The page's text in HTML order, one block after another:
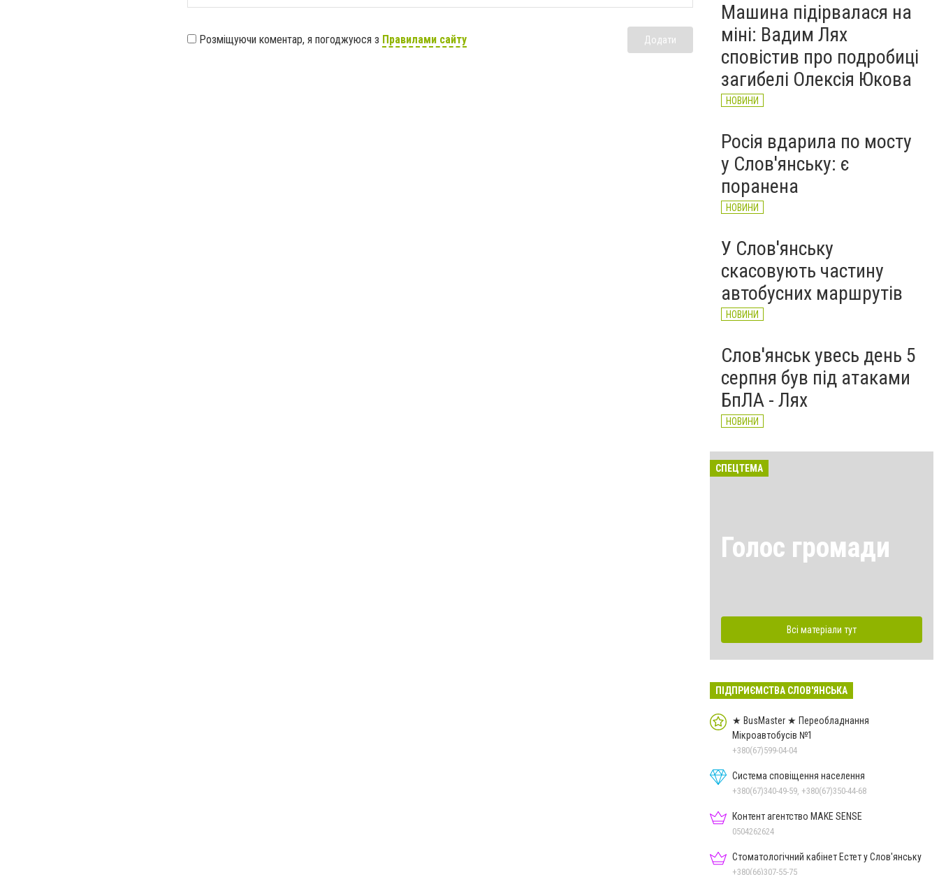
Розміщуючи коментар, я погоджуюся з Правилами сайту Додати
Машина підірвалася на
міні: Вадим Лях
сповістив про подробиці
загибелі Олексія Юкова
НОВИНИ
Росія вдарила по мосту
у Слов'янську: є
поранена
НОВИНИ
У Слов'янську
скасовують частину
автобусних маршрутів
НОВИНИ
Слов'янськ увесь день 5
серпня був під атаками
БпЛА - Лях
НОВИНИ
СПЕЦТЕМА
Голос громади
Всі матеріали тут
ПІДПРИЄМСТВА СЛОВ'ЯНСЬКА
★ BusMaster ★ Переобладнання
Мікроавтобусів №1
+380(67)599-04-04
Система сповіщення населення
+380(67)340-49-59, +380(67)350-44-68
Контент агентство MAKE SENSE
0504262624
Стоматологічний кабінет Естет у Слов'янську
+380(66)307-55-75